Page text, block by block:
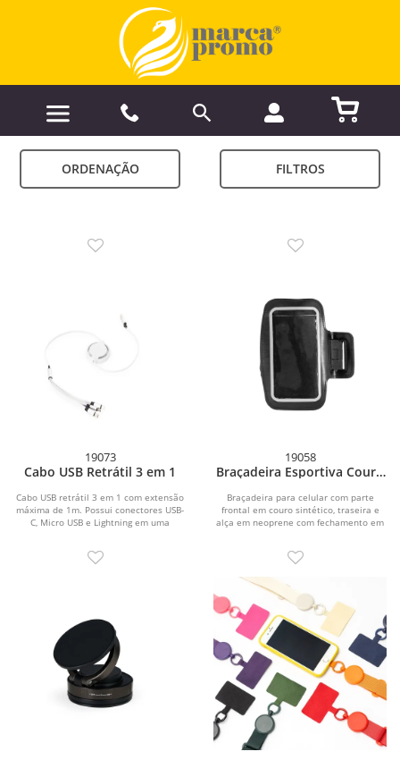
ORDENAÇÃO FILTROS
19073
Cabo USB Retrátil 3 em 1
Cabo USB retrátil 3 em 1 com extensão
máxima de 1m. Possui conectores USB-
C, Micro USB e Lightning em uma
19058
Braçadeira Esportiva Couro
Braçadeira para celular com parte
frontal em couro sintético, traseira e
alça em neoprene com fechamento em